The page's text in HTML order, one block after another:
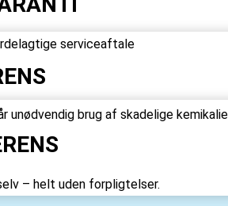
serviceaftale
brug af skadelige
– helt uden forpligtelser.